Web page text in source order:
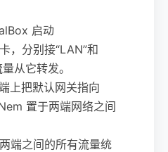
启动
，分别接“LAN”和
从它转发。
上把默认网关指向
置于两端网络之间
端之间的所有流量统